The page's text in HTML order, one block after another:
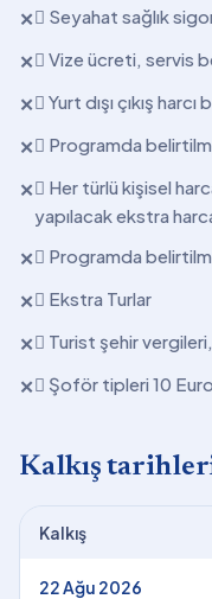
✕ Seyahat sağlık
✕ Vize ücreti, servis
✕ Yurt dışı çıkış harcı
✕ Programda
✕ Her türlü kişisel
yapılacak ekstra
✕ Programda
✕ Ekstra Turlar
✕ Turist şehir vergileri,
✕ Şoför tipleri 10
Kalkış
Kalkış
22 Ağu 2026